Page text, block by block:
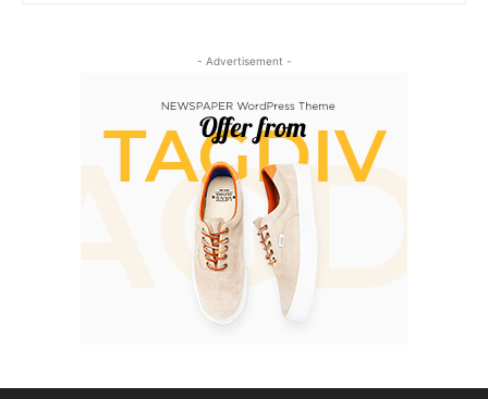
- Advertisement -